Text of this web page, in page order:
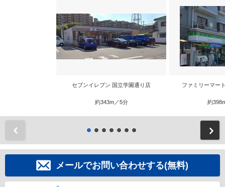
セブンイレブン 国立学園通り店
約343m／5分
ファミリーマー
約
メールでお問い合わせする(無料)